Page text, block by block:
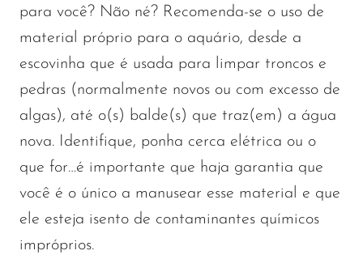
para você? Não né? Recomenda-se o uso de
material próprio para o aquário, desde a
escovinha que é usada para limpar troncos e
pedras (normalmente novos ou com excesso de
algas), até o(s) balde(s) que traz(em) a água
nova. Identifique, ponha cerca elétrica ou o
que for…é importante que haja garantia que
você é o único a manusear esse material e que
ele esteja isento de contaminantes químicos
impróprios.